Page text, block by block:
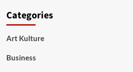
Categories
Art Kulture
Business